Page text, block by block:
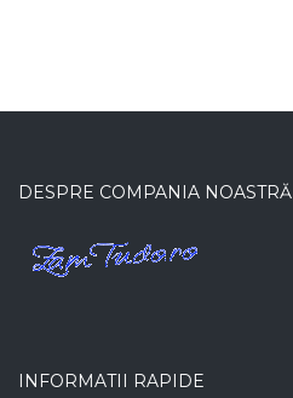
DESPRE COMPANIA NOASTRĂ
INFORMATII RAPIDE